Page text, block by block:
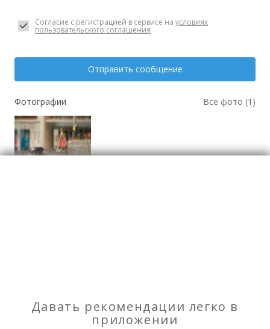
Согласие с регистрацией в сервисе на условиях
пользовательского соглашения
Отправить сообщение
Фотографии Все фото (1)
Моя оценка
Давать рекомендации легко в
приложении